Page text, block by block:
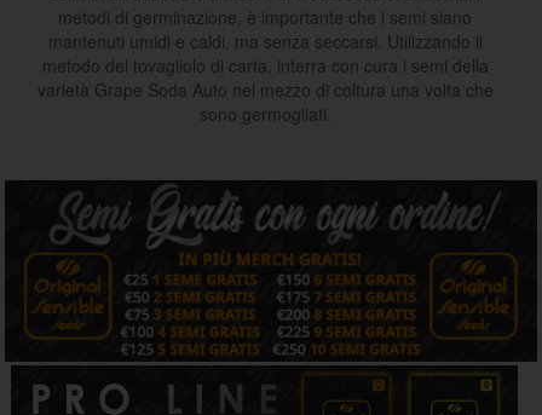
metodi di germinazione, è importante che i semi siano
mantenuti umidi e caldi, ma senza seccarsi. Utilizzando il
metodo del tovagliolo di carta, interra con cura i semi della
varietà Grape Soda Auto nel mezzo di coltura una volta che
sono germogliati.